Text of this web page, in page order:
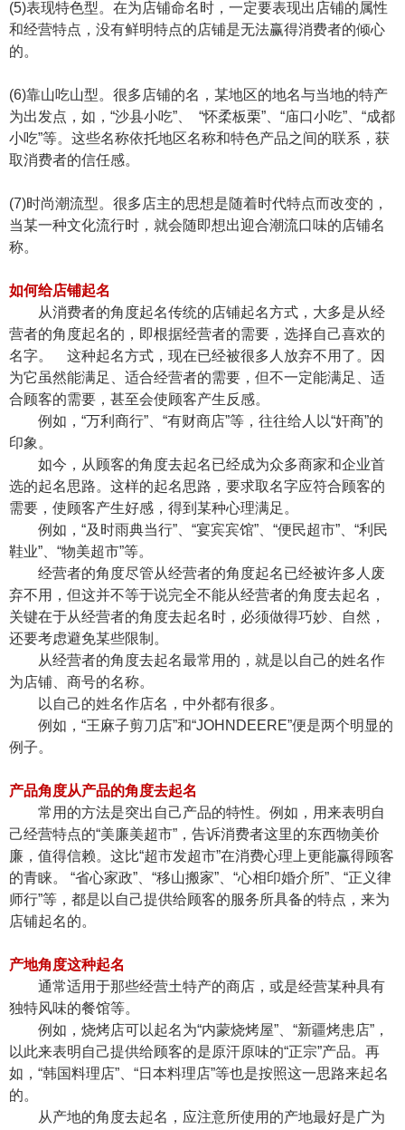
(5)表现特色型。在为店铺命名时，一定要表现出店铺的属性
和经营特点，没有鲜明特点的店铺是无法赢得消费者的倾心
的。
(6)靠山吃山型。很多店铺的名，某地区的地名与当地的特产
为出发点，如，“沙县小吃”、 “怀柔板栗”、“庙口小吃”、“成都
小吃”等。这些名称依托地区名称和特色产品之间的联系，获
取消费者的信任感。
(7)时尚潮流型。很多店主的思想是随着时代特点而改变的，
当某一种文化流行时，就会随即想出迎合潮流口味的店铺名
称。
如何给店铺起名
从消费者的角度起名传统的店铺起名方式，大多是从经
营者的角度起名的，即根据经营者的需要，选择自己喜欢的
名字。 这种起名方式，现在已经被很多人放弃不用了。因
为它虽然能满足、适合经营者的需要，但不一定能满足、适
合顾客的需要，甚至会使顾客产生反感。
例如，“万利商行”、“有财商店”等，往往给人以“奸商”的
印象。
如今，从顾客的角度去起名已经成为众多商家和企业首
选的起名思路。这样的起名思路，要求取名字应符合顾客的
需要，使顾客产生好感，得到某种心理满足。
例如，“及时雨典当行”、“宴宾宾馆”、“便民超市”、“利民
鞋业”、“物美超市”等。
经营者的角度尽管从经营者的角度起名已经被许多人废
弃不用，但这并不等于说完全不能从经营者的角度去起名，
关键在于从经营者的角度去起名时，必须做得巧妙、自然，
还要考虑避免某些限制。
从经营者的角度去起名最常用的，就是以自己的姓名作
为店铺、商号的名称。
以自己的姓名作店名，中外都有很多。
例如，“王麻子剪刀店”和“JOHNDEERE”便是两个明显的
例子。
产品角度从产品的角度去起名
常用的方法是突出自己产品的特性。例如，用来表明自
己经营特点的“美廉美超市”，告诉消费者这里的东西物美价
廉，值得信赖。这比“超市发超市”在消费心理上更能赢得顾客
的青睐。 “省心家政”、“移山搬家”、“心相印婚介所”、“正义律
师行”等，都是以自己提供给顾客的服务所具备的特点，来为
店铺起名的。
产地角度这种起名
通常适用于那些经营土特产的商店，或是经营某种具有
独特风味的餐馆等。
例如，烧烤店可以起名为“内蒙烧烤屋”、“新疆烤患店”，
以此来表明自己提供给顾客的是原汗原味的“正宗”产品。再
如，“韩国料理店”、“日本料理店”等也是按照这一思路来起名
的。
从产地的角度去起名，应注意所使用的产地最好是广为